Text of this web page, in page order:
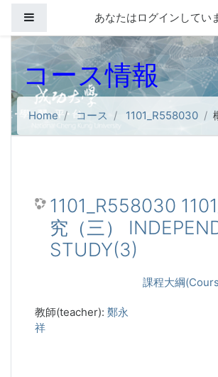
サイドパネルあなたはログインしてい
コース情報
Home コース 1101_R558030
1101_R558030
究（三）
STUDY(3)
課程大綱
教師(teacher): 鄭永
祥